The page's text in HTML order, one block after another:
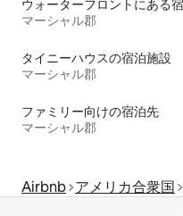
マーシャル郡
タイニーハウスの宿泊施設
マーシャル郡
ファミリー向けの宿泊先
マーシャル郡
Airbnb アメリカ合衆国